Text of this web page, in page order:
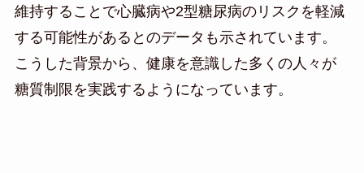
維持することで心臓病や2型糖尿病のリスクを軽減
する可能性があるとのデータも示されています。
こうした背景から、健康を意識した多くの人々が
糖質制限を実践するようになっています。